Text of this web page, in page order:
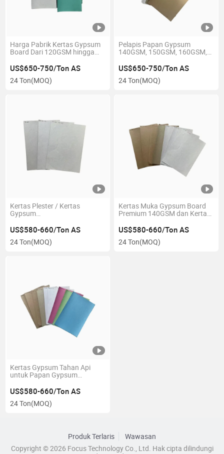
Harga Pabrik Kertas Gypsum
Board Dari 120GSM hingga
US$650-750/Ton AS
24 Ton(MOQ)
Pelapis Papan Gypsum
140GSM, 150GSM, 160GSM,
US$650-750/Ton AS
24 Ton(MOQ)
Kertas Plester / Kertas
Gypsum
US$580-660/Ton AS
24 Ton(MOQ)
Kertas Muka Gypsum Board
Premium 140GSM dan Kertas
US$580-660/Ton AS
24 Ton(MOQ)
Kertas Gypsum Tahan Api
untuk Papan Gypsum
US$580-660/Ton AS
24 Ton(MOQ)
Produk Terlaris
Wawasan
Copyright © 2026 Focus Technology Co., Ltd. Hak cipta dilindungi